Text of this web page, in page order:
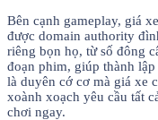
Bên cạnh gameplay, giá
được domain authority
riêng bọn họ, từ số đông
đoạn phim, giúp thành
là duyên cớ cơ mà giá xe
xoành xoạch yêu cầu tất
chơi ngay.